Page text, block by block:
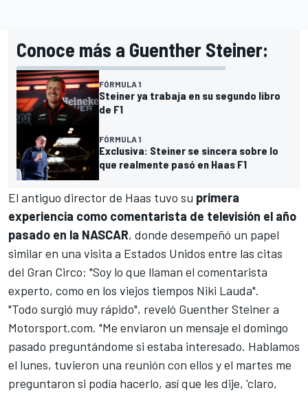
Conoce más a Guenther Steiner:
FÓRMULA 1
Steiner ya trabaja en su segundo libro
de F1
FÓRMULA 1
Exclusiva: Steiner se sincera sobre lo
que realmente pasó en Haas F1
El antiguo director de Haas tuvo su primera
experiencia como comentarista de televisión el año
pasado en la NASCAR, donde desempeñó un papel
similar en una visita a Estados Unidos entre las citas
del Gran Circo: "Soy lo que llaman el comentarista
experto, como en los viejos tiempos Niki Lauda".
"Todo surgió muy rápido", reveló Guenther Steinera
Motorsport.com. "Me enviaron un mensaje el domingo
pasado preguntándome si estaba interesado. Hablamos
el lunes, tuvieron una reunión con ellos y el martes me
preguntaron si podía hacerlo, así que les dije, 'claro,